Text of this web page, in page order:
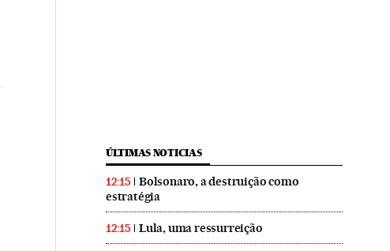
ÚLTIMAS NOTICIAS
12:15
Bolsonaro, a destruição como
estratégia
12:15 Lula, uma ressurreição